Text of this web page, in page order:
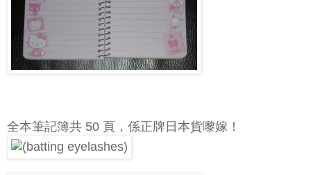
全本筆記簿共 50 頁，係正牌日本貨嚟嫁！